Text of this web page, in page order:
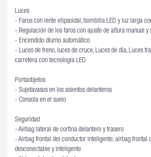
Luces
- Faros con lente elipsoidal, bombilla LED y luz larga
- Regulación de los faros con ajuste de altura manual y
- Encendido diurno automático
- Luces de freno, luces de cruce, Luces de día, Luces
carretera con tecnología LED
Portaobjetos
- Sujetavasos en los asientos delanteros
- Consola en el suelo
Seguridad
- Airbag lateral de cortina delantero y trasero
- Airbag frontal del conductor inteligente, airbag frontal
desconectable y inteligente